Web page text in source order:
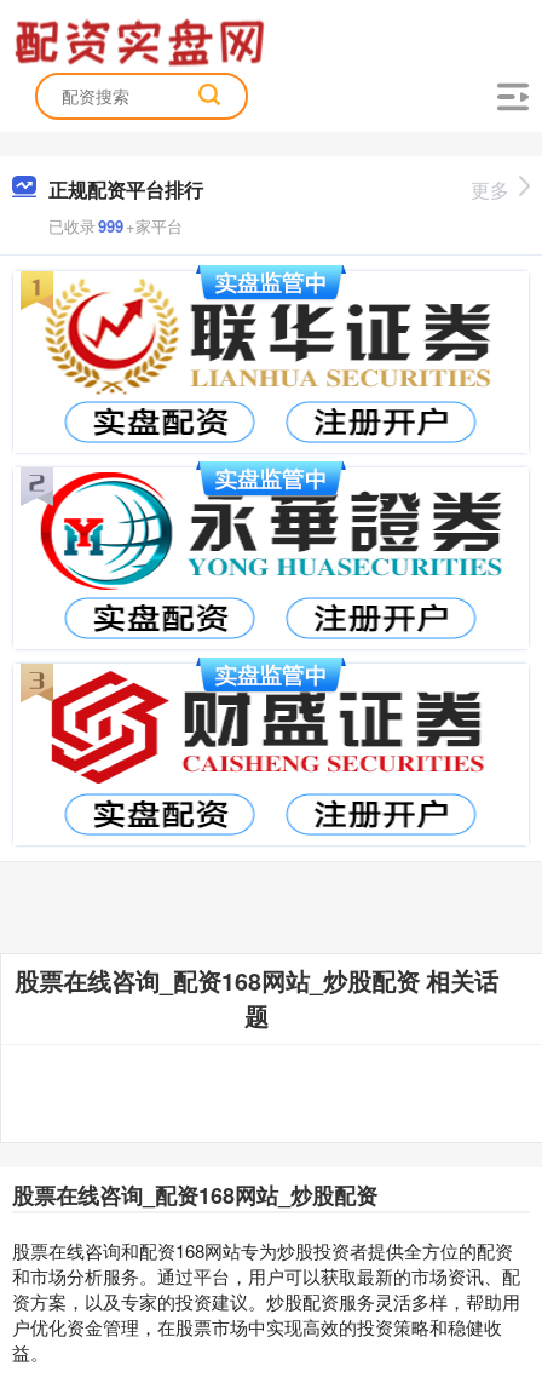
正规配资平台排行
已收录999+家平台
更多
股票在线咨询_配资168网站_炒股配资 相关话
题
股票在线咨询_配资168网站_炒股配资
股票在线咨询和配资168网站专为炒股投资者提供全方位的配资
和市场分析服务。通过平台，用户可以获取最新的市场资讯、配
资方案，以及专家的投资建议。炒股配资服务灵活多样，帮助用
户优化资金管理，在股票市场中实现高效的投资策略和稳健收
益。